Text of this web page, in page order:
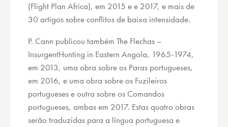
(Flight Plan Africa), em 2015 e e 2017, e mais de
30 artigos sobre conflitos de baixa intensidade.
P. Cann publicou também The Flechas –
InsurgentHunting in Eastern Angola, 1965-1974,
em 2013, uma obra sobre os Paras portugueses,
em 2016, e uma obra sobre os Fuzileiros
portugueses e outra sobre os Comandos
portugueses, ambas em 2017. Estas quatro obras
serão traduzidas para a língua portuguesa e